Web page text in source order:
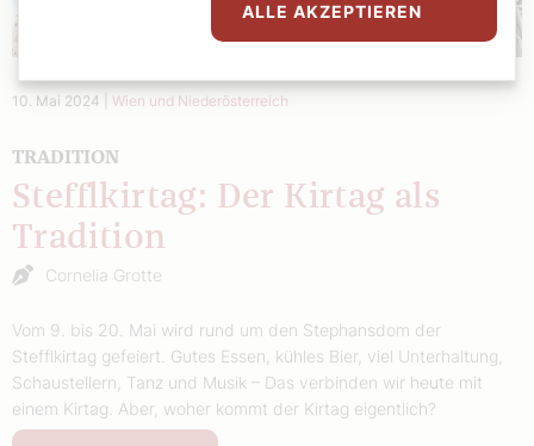
10. Mai 2024 Wien und Niederösterreich
TRADITION
Stefflkirtag: Der Kirtag als
Tradition
Cornelia Grotte
Vom 9. bis 20. Mai wird rund um den Stephansdom der
Stefflkirtag gefeiert. Gutes Essen, kühles Bier, viel Unterhaltung,
Schaustellern, Tanz und Musik – Das verbinden wir heute mit
einem Kirtag. Aber, woher kommt der Kirtag eigentlich?
ALLE AKZEPTIEREN